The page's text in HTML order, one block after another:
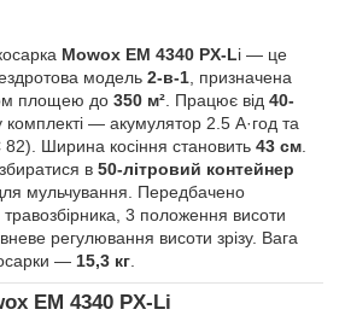
Mowox EM 4340 PX-Li — це
модель 2-в-1 , призначена
площею до 350 м² . Працює від 40-
— акумулятор 2.5 А·год та
82). Ширина косіння становить 43 см
в 50-літровий контейнер
мульчування. Передбачено
3 положення висоти
регулювання висоти зрізу. Вага
— 15,3 кг
EM 4340 PX-Li